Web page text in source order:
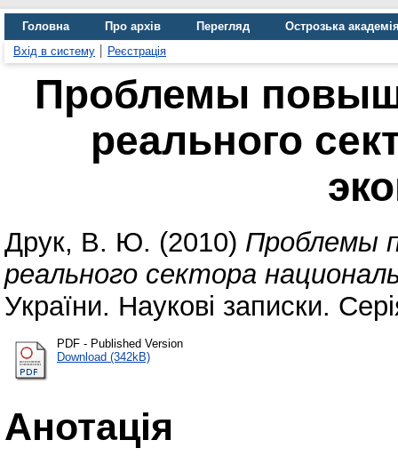
Головна Про архів Перегляд
Острозька
Вхід в систему
Реєстрація
Проблемы
реального
Друк, В. Ю. (2010) Проблемы
реального сектора
України. Наукові записки.
PDF - Published Version
Download (342kB)
Анотація